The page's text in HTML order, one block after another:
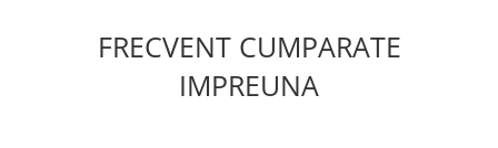
FRECVENT CUMPARATE
IMPREUNA